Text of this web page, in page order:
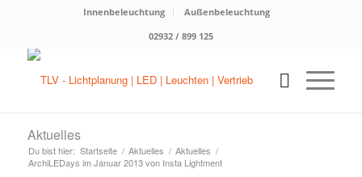
Innenbeleuchtung
Außenbeleuchtung
02932 / 899 125
Aktuelles
Du bist hier: Startseite / Aktuelles / Aktuelles /
ArchiLEDays im Januar 2013 von Insta Lightment